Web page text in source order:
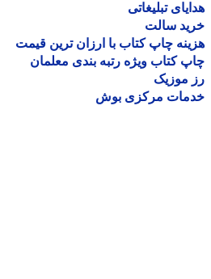
تبلیغاتی
سالت
چاپ کتاب با ارزان ترین قیمت
کتاب ویژه رتبه بندی معلمان
موزیک
مرکزی بوش